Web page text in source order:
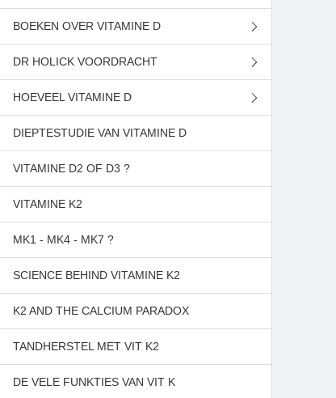
BOEKEN OVER VITAMINE D
NIEUW LICHT OP VITAMINE D
GEZONDHEID VAN DE ZON
SUPER HORMOON VITAMINE D
DR HOLICK VOORDRACHT
PREVENTIE CHRONISCHE ZIEKTES
HOEVEEL VITAMINE D
TE WEINIG VITAMINE D
DIEPTESTUDIE VAN VITAMINE D
VITAMINE D2 OF D3 ?
VITAMINE K2
MK1 - MK4 - MK7 ?
SCIENCE BEHIND VITAMINE K2
K2 AND THE CALCIUM PARADOX
TANDHERSTEL MET VIT K2
DE VELE FUNKTIES VAN VIT K